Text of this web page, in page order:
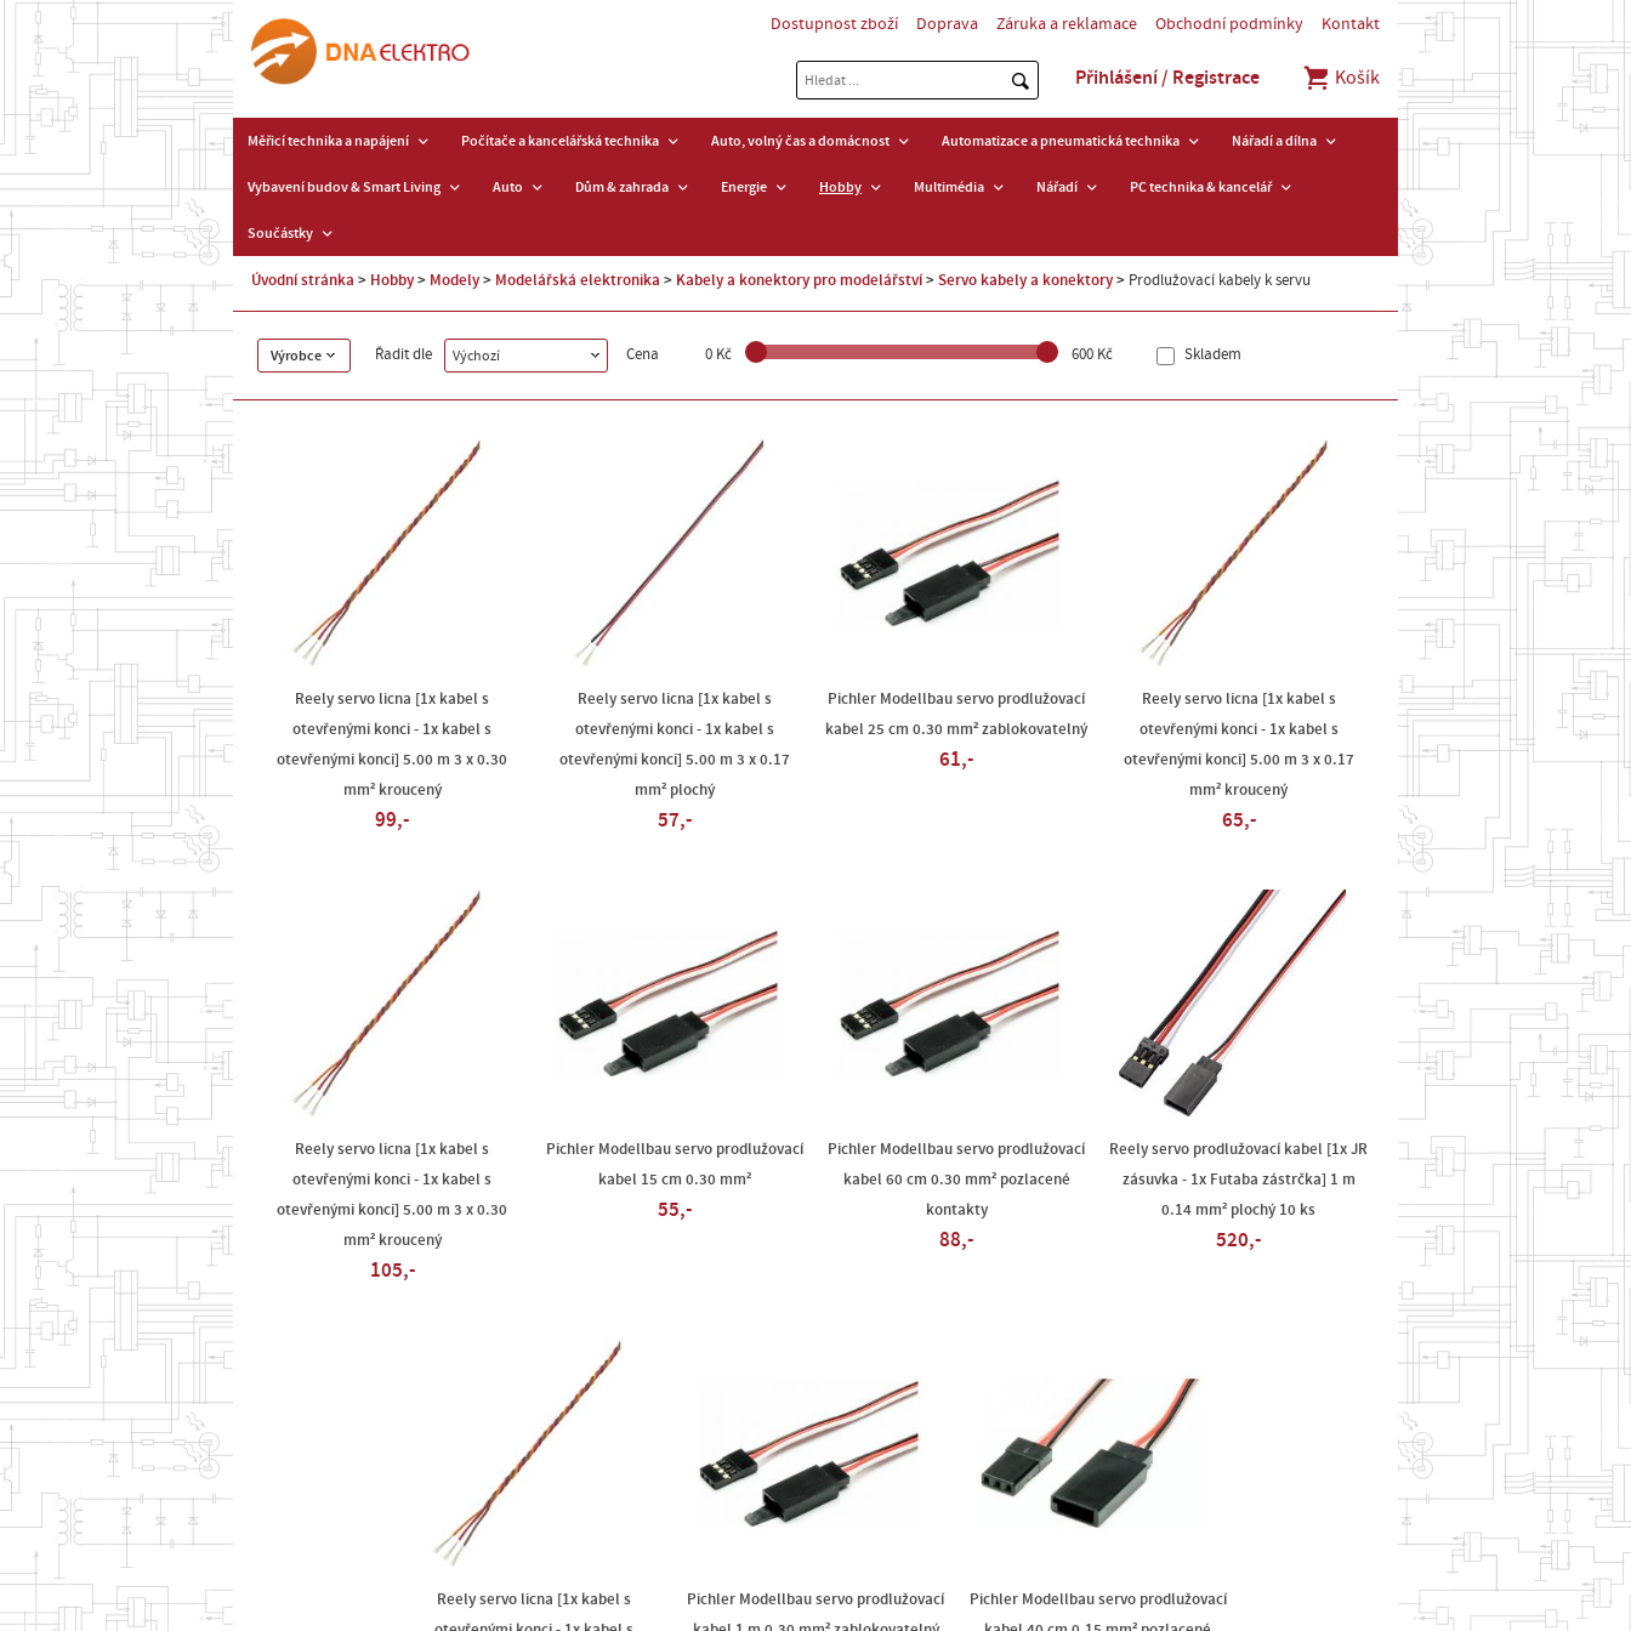
Dostupnost zboží Doprava Záruka a reklamace Obchodní podmínky Kontakt
Přihlášení / Registrace Košík
Měřicí technika a napájení Počítače a kancelářská technika Auto, volný čas a domácnost Automatizace a pneumatická technika Nářadí a dílna
Vybavení budov & Smart Living Auto Dům & zahrada Energie Hobby Multimédia Nářadí PC technika & kancelář
Součástky
Úvodní stránka Hobby Modely Modelářská elektronika Kabely a konektory pro modelářství Servo kabely a konektory Prodlužovací kabely k servu
Výrobce Řadit dle Výchozí Cena 0 Kč 600 Kč Skladem
Reely servo licna [1x kabel s
otevřenými konci - 1x kabel s
otevřenými konci] 5.00 m 3 x 0.30
mm² kroucený
99,-
Reely servo licna [1x kabel s
otevřenými konci - 1x kabel s
otevřenými konci] 5.00 m 3 x 0.17
mm² plochý
57,-
Pichler Modellbau servo prodlužovací
kabel 25 cm 0.30 mm² zablokovatelný
61,-
Reely servo licna [1x kabel s
otevřenými konci - 1x kabel s
otevřenými konci] 5.00 m 3 x 0.17
mm² kroucený
65,-
Reely servo licna [1x kabel s
otevřenými konci - 1x kabel s
otevřenými konci] 5.00 m 3 x 0.30
mm² kroucený
105,-
Pichler Modellbau servo prodlužovací
kabel 15 cm 0.30 mm²
55,-
Pichler Modellbau servo prodlužovací
kabel 60 cm 0.30 mm² pozlacené
kontakty
88,-
Reely servo prodlužovací kabel [1x JR
zásuvka - 1x Futaba zástrčka] 1 m
0.14 mm² plochý 10 ks
520,-
Reely servo licna [1x kabel s
Pichler Modellbau servo prodlužovací
Pichler Modellbau servo prodlužovací